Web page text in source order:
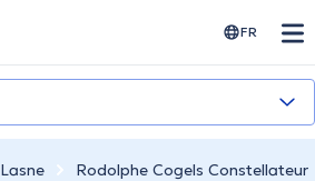
FR
Lasne Rodolphe Cogels Constellateur